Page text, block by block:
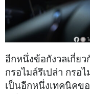
อีกหนึ่งข้อกังวลเกี่ย
กรอไมล์รึเปล่า กรอ
เป็นอีกหนึ่งเทคนิคข